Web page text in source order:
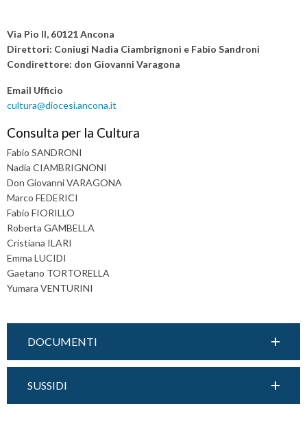
o
s
t
N
a
i
g
a
t
i
o
n
Via Pio II, 60121 Ancona
Direttori: Coniugi Nadia Ciambrignoni e Fabio Sandroni
Condirettore: don Giovanni Varagona
Email Ufficio
cultura@diocesi.ancona.it
Consulta per la Cultura
Fabio SANDRONI
Nadia CIAMBRIGNONI
Don Giovanni VARAGONA
Marco FEDERICI
Fabio FIORILLO
Roberta GAMBELLA
Cristiana ILARI
Emma LUCIDI
Gaetano TORTORELLA
Yumara VENTURINI
DOCUMENTI
SUSSIDI